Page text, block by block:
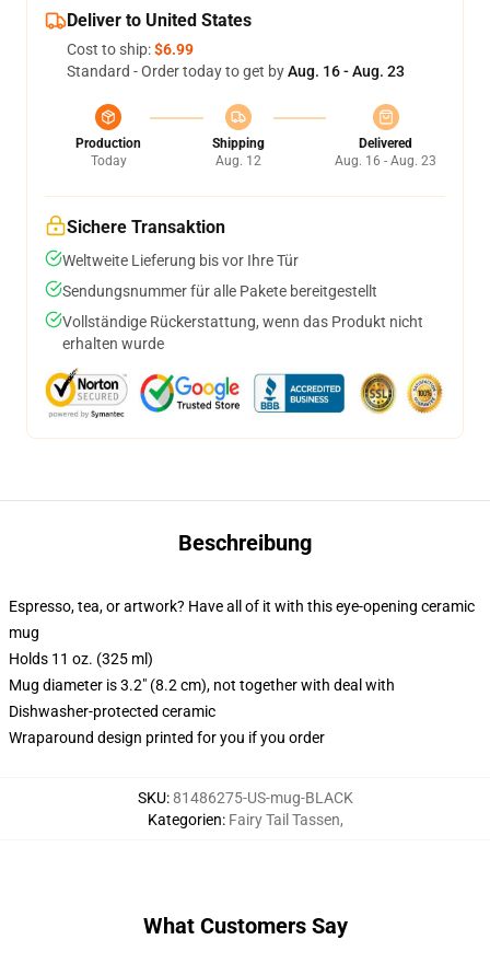
Deliver to United States
Cost to ship:$6.99
Standard - Order today to get byAug. 16 - Aug. 23
Production
Today
Shipping
Aug. 12
Delivered
Aug. 16 - Aug. 23
Sichere Transaktion
Weltweite Lieferung bis vor Ihre Tür
Sendungsnummer für alle Pakete bereitgestellt
Vollständige Rückerstattung, wenn das Produkt nicht
erhalten wurde
Beschreibung
Espresso, tea, or artwork? Have all of it with this eye-opening ceramic
mug
Holds 11 oz. (325 ml)
Mug diameter is 3.2" (8.2 cm), not together with deal with
Dishwasher-protected ceramic
Wraparound design printed for you if you order
SKU:81486275-US-mug-BLACK
Kategorien: Fairy Tail Tassen,
What Customers Say